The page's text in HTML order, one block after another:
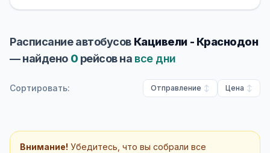
Расписание автобусов Кацивели - Краснодон
— найдено 0 рейсов на все дни
Сортировать: Отправление Цена
Внимание! Убедитесь, что вы собрали все